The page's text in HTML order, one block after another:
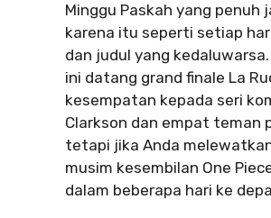
Minggu Paskah yang
karena itu seperti setiap
dan judul yang
ini datang grand finale La
kesempatan kepada seri
Clarkson dan empat teman
tetapi jika Anda
musim kesembilan One
dalam beberapa hari ke